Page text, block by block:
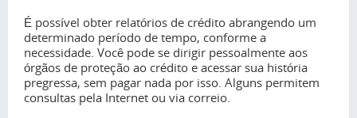
É possível obter relatórios de crédito abrangendo um
determinado período de tempo, conforme a
necessidade. Você pode se dirigir pessoalmente aos
órgãos de proteção ao crédito e acessar sua história
pregressa, sem pagar nada por isso. Alguns permitem
consultas pela Internet ou via correio.